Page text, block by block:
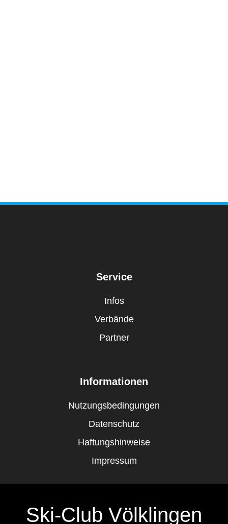
Service
Infos
Verbände
Partner
Informationen
Nutzungsbedingungen
Datenschutz
Haftungshinweise
Impressum
Ski-Club Völklingen